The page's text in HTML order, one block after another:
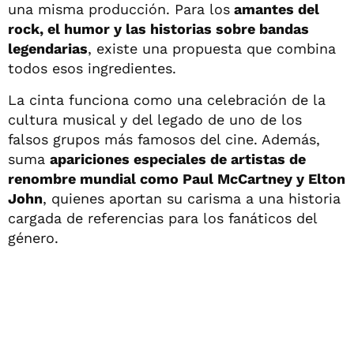
una misma producción. Para los amantes del
rock, el humor y las historias sobre bandas
legendarias, existe una propuesta que combina
todos esos ingredientes.
La cinta funciona como una celebración de la
cultura musical y del legado de uno de los
falsos grupos más famosos del cine. Además,
suma apariciones especiales de artistas de
renombre mundial como Paul McCartney y Elton
John, quienes aportan su carisma a una historia
cargada de referencias para los fanáticos del
género.